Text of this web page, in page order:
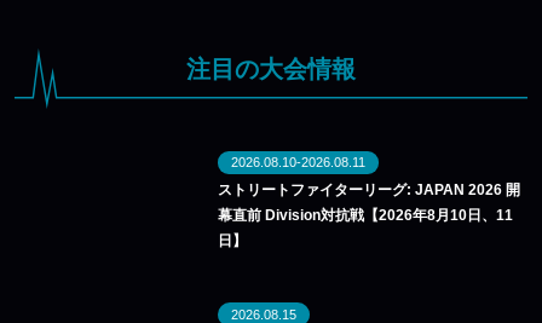
注目の大会情報
2026.08.10-2026.08.11
ストリートファイターリーグ: JAPAN 2026 開
幕直前 Division対抗戦【2026年8月10日、11
日】
2026.08.15